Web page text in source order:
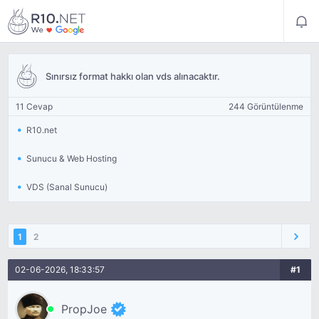
Sınırsız format hakkı olan vds alınacaktır.
11 Cevap 244 Görüntülenme
R10.net
Sunucu & Web Hosting
VDS (Sanal Sunucu)
1 2
02-06-2026, 18:33:57 #1
PropJoe